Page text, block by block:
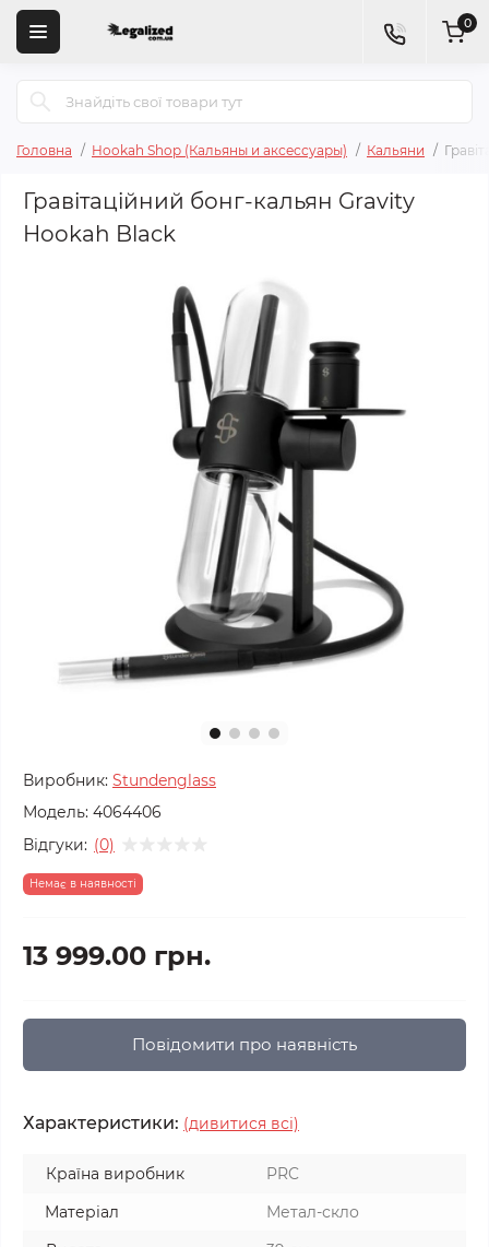
0
Головна Hookah Shop (Кальяны и аксессуары) Кальяни
Гравітаційний бонг-кальян Gravity
Hookah Black
Виробник: Stundenglass
Модель: 4064406
Відгуки: (0)
Немає в наявності
13 999.00 грн.
Повідомити про наявність
Характеристики: (дивитися всі)
Країна виробник
PRC
Матеріал
Метал-скло